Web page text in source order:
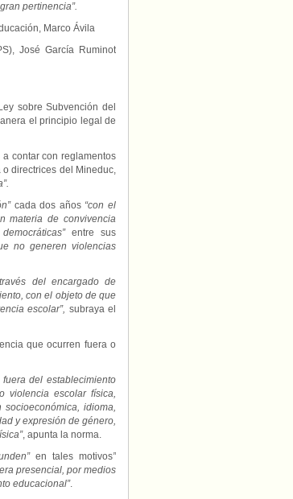
pertinencia”.
Marco Ávila
José García Ruminot
sobre Subvención del
el principio legal de
contar con reglamentos
directrices del Mineduc,
cada dos años “con el
materia de convivencia
entre sus
no generen violencias
del encargado de
con el objeto de que
escolar”, subraya el
que ocurren fuera o
del establecimiento
violencia escolar física,
idioma,
y expresión de género,
, apunta la norma.
en tales motivos”
presencial, por medios
educacional”.